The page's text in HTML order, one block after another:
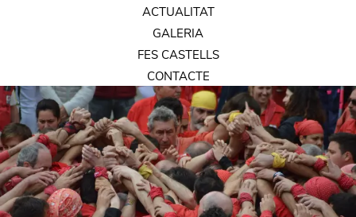
ACTUALITAT
GALERIA
FES CASTELLS
CONTACTE